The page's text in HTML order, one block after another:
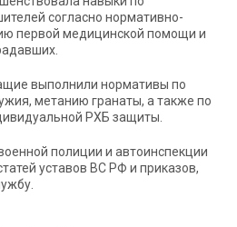
согласно нормативно-
первой медицинской помощи и
выполнили нормативы по
метанию гранаты, а также по
РХБ защиты.
полиции и автоинспекции
уставов ВС РФ и приказов,